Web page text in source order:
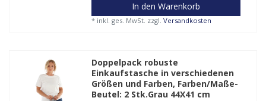
In den Warenkorb
* inkl. ges. MwSt. zzgl.Versandkosten
Doppelpack robuste
Einkaufstasche in verschiedenen
Größen und Farben, Farben/Maße-
Beutel: 2 Stk.Grau 44X41 cm